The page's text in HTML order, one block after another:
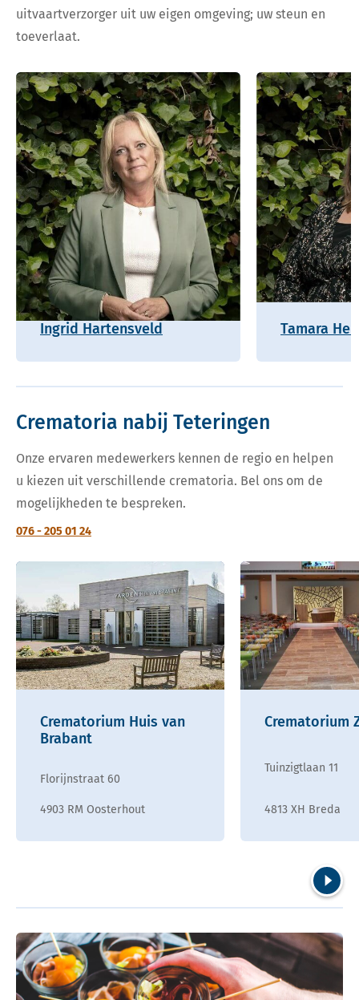
uitvaartverzorger uit uw eigen omgeving; uw steun en
toeverlaat.
Ingrid Hartensveld Tamara
Crematoria nabij Teteringen
Onze ervaren medewerkers kennen de regio en helpen
u kiezen uit verschillende crematoria. Bel ons om de
mogelijkheden te bespreken.
076 - 205 01 24
Crematorium Huis van
Brabant
Florijnstraat 60
4903 RM Oosterhout
Crematorium
Tuinzigtlaan 11
4813 XH Breda